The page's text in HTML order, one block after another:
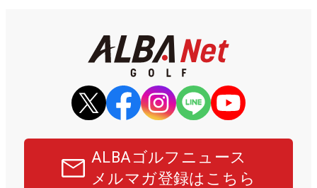
ALBAゴルフニュース
メルマガ登録はこちら